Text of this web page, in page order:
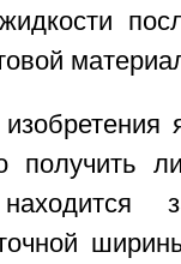
получить